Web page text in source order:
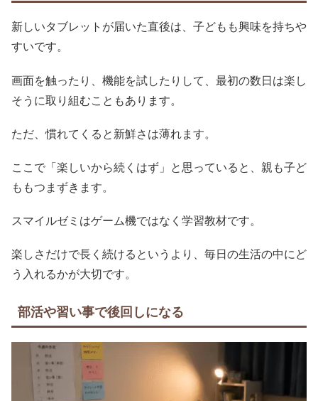
新しいタブレットが届いた直後は、子どもも興味を持ちや
すいです。
画面を触ったり、機能を試したりして、最初の数日は楽し
そうに取り組むこともあります。
ただ、慣れてくると新鮮さは薄れます。
ここで「楽しいから続くはず」と思っていると、親も子ど
ももつまずきます。
スマイルゼミはゲーム機ではなく学習教材です。
楽しさだけで長く続けるというより、毎日の生活の中にど
う入れるかが大切です。
部活や習い事で後回しになる